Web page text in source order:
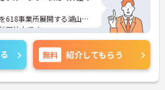
618事業所展開する湖山医
区法人です。
充実しております★
応募も可能ですので、これ
タートされたい方にもおす
対策ポイントなど、さらに
無料 紹介してもらう